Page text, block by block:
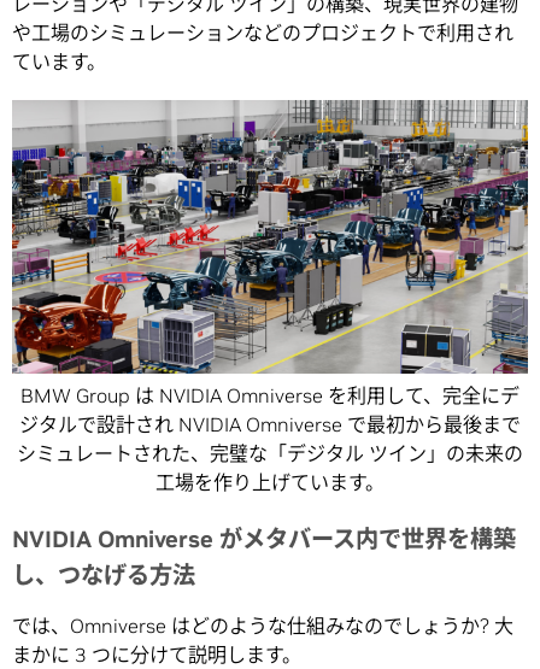
や工場のシミュレーションなどのプロジェクトで利用され
ています。
BMW Group は NVIDIA Omniverse を利用して、完全にデ
ジタルで設計され NVIDIA Omniverse で最初から最後まで
シミュレートされた、完璧な「デジタル ツイン」の未来の
工場を作り上げています。
NVIDIA Omniverse がメタバース内で世界を構築
し、つなげる方法
では、Omniverse はどのような仕組みなのでしょうか? 大
まかに 3 つに分けて説明します。